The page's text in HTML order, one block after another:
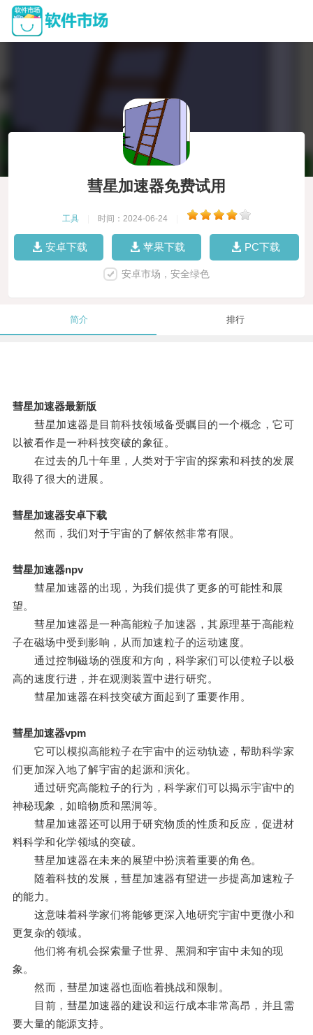
彗星加速器免费试用
工具 时间：2024-06-24
安卓下载 苹果下载 PC下载
安卓市场，安全绿色
简介 排行
彗星加速器最新版
彗星加速器是目前科技领域备受瞩目的一个概念，它可
以被看作是一种科技突破的象征。
在过去的几十年里，人类对于宇宙的探索和科技的发展
取得了很大的进展。
彗星加速器安卓下载
然而，我们对于宇宙的了解依然非常有限。
彗星加速器npv
彗星加速器的出现，为我们提供了更多的可能性和展
望。
彗星加速器是一种高能粒子加速器，其原理基于高能粒
子在磁场中受到影响，从而加速粒子的运动速度。
通过控制磁场的强度和方向，科学家们可以使粒子以极
高的速度行进，并在观测装置中进行研究。
彗星加速器在科技突破方面起到了重要作用。
彗星加速器vpm
它可以模拟高能粒子在宇宙中的运动轨迹，帮助科学家
们更加深入地了解宇宙的起源和演化。
通过研究高能粒子的行为，科学家们可以揭示宇宙中的
神秘现象，如暗物质和黑洞等。
彗星加速器还可以用于研究物质的性质和反应，促进材
料科学和化学领域的突破。
彗星加速器在未来的展望中扮演着重要的角色。
随着科技的发展，彗星加速器有望进一步提高加速粒子
的能力。
这意味着科学家们将能够更深入地研究宇宙中更微小和
更复杂的领域。
他们将有机会探索量子世界、黑洞和宇宙中未知的现
象。
然而，彗星加速器也面临着挑战和限制。
目前，彗星加速器的建设和运行成本非常高昂，并且需
要大量的能源支持。